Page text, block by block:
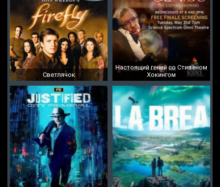
Светлячок
Настоящий гений со Стивеном
Хокингом